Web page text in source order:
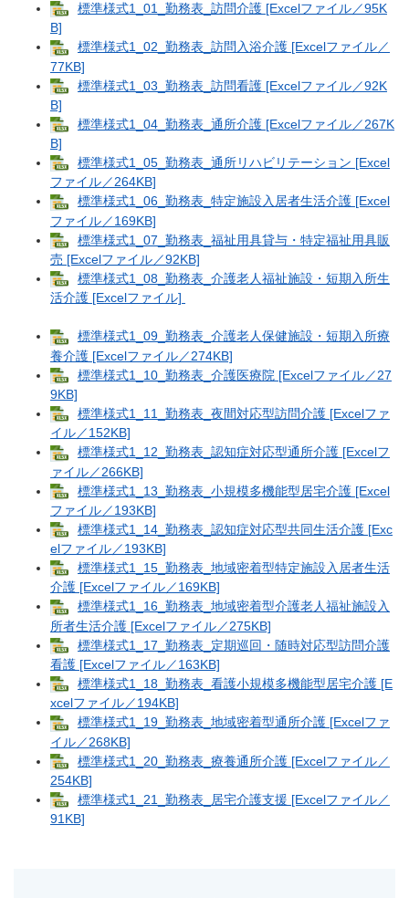
標準様式1_01_勤務表_訪問介護 [Excelファイル／95K
B]
標準様式1_02_勤務表_訪問入浴介護 [Excelファイル／
77KB]
標準様式1_03_勤務表_訪問看護 [Excelファイル／92K
B]
標準様式1_04_勤務表_通所介護 [Excelファイル／267K
B]
標準様式1_05_勤務表_通所リハビリテーション [Excel
ファイル／264KB]
標準様式1_06_勤務表_特定施設入居者生活介護 [Excel
ファイル／169KB]
標準様式1_07_勤務表_福祉用具貸与・特定福祉用具販
売 [Excelファイル／92KB]
標準様式1_08_勤務表_介護老人福祉施設・短期入所生
活介護 [Excelファイル]
標準様式1_09_勤務表_介護老人保健施設・短期入所療
養介護 [Excelファイル／274KB]
標準様式1_10_勤務表_介護医療院 [Excelファイル／27
9KB]
標準様式1_11_勤務表_夜間対応型訪問介護 [Excelファ
イル／152KB]
標準様式1_12_勤務表_認知症対応型通所介護 [Excelフ
ァイル／266KB]
標準様式1_13_勤務表_小規模多機能型居宅介護 [Excel
ファイル／193KB]
標準様式1_14_勤務表_認知症対応型共同生活介護 [Exc
elファイル／193KB]
標準様式1_15_勤務表_地域密着型特定施設入居者生活
介護 [Excelファイル／169KB]
標準様式1_16_勤務表_地域密着型介護老人福祉施設入
所者生活介護 [Excelファイル／275KB]
標準様式1_17_勤務表_定期巡回・随時対応型訪問介護
看護 [Excelファイル／163KB]
標準様式1_18_勤務表_看護小規模多機能型居宅介護 [E
xcelファイル／194KB]
標準様式1_19_勤務表_地域密着型通所介護 [Excelファ
イル／268KB]
標準様式1_20_勤務表_療養通所介護 [Excelファイル／
254KB]
標準様式1_21_勤務表_居宅介護支援 [Excelファイル／
91KB]